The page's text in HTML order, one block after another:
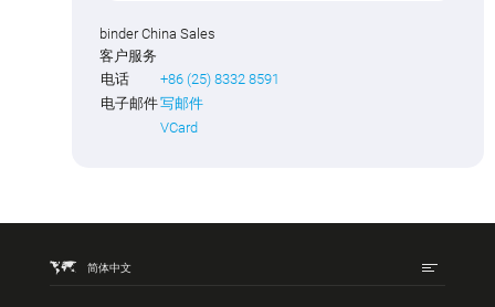
binder China Sales
客户服务
电话
+86 (25) 8332 8591
电子邮件写邮件
VCard
简体中文